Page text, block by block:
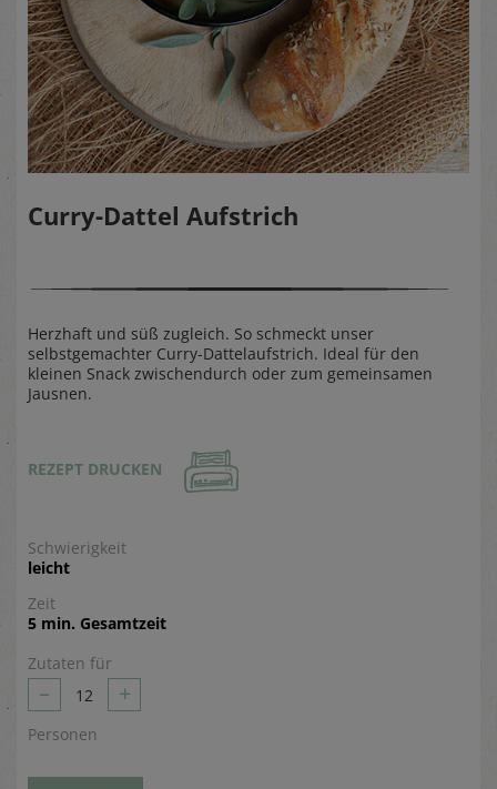
Curry-Dattel Aufstrich
Herzhaft und süß zugleich. So schmeckt unser
selbstgemachter Curry-Dattelaufstrich. Ideal für den
kleinen Snack zwischendurch oder zum gemeinsamen
Jausnen.
REZEPT DRUCKEN
Schwierigkeit
leicht
Zeit
5 min. Gesamtzeit
Zutaten für
– 12 +
Personen